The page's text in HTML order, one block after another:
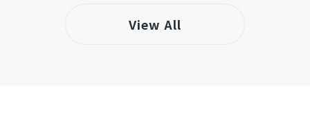
View All